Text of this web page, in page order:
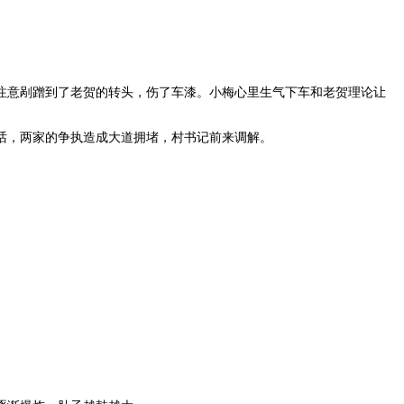
剐蹭到了老贺的转头，伤了车漆。小梅心里生气下车和老贺理论让
两家的争执造成大道拥堵，村书记前来调解。